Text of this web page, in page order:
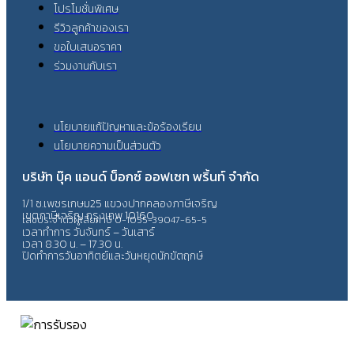
โปรโมชั่นพิเศษ
รีวิวลูกค้าของเรา
ขอใบเสนอราคา
ร่วมงานกับเรา
นโยบายแก้ปัญหาและข้อร้องเรียน
นโยบายความเป็นส่วนตัว
บริษัท บุ๊ค แอนด์ บ็อกซ์ ออฟเซท พริ้นท์ จำกัด
1/1 ซ.เพชรเกษม25 แขวงปากคลองภาษีเจริญ
เขตภาษีเจริญ กรุงเทพ 10160
เลขประจำตัวผู้เสียภาษี 0-1055-39047-65-5
เวลาทำการ วันจันทร์ – วันเสาร์
เวลา 8.30 น. – 17.30 น.
ปิดทำการวันอาทิตย์และวันหยุดนักขัตฤกษ์